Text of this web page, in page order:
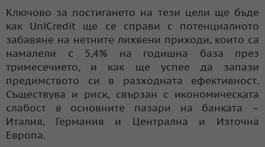
Ключово за постигането на тези цели ще бъде
как UniCredit ще се справи с потенциалното
забавяне на нетните лихвени приходи, които са
намалели с 5,4% на годишна база през
тримесечието, и как ще успее да запази
предимството си в разходната ефективност.
Съществува и риск, свързан с икономическата
слабост в основните пазари на банката –
Италия, Германия и Централна и Източна
Европа.